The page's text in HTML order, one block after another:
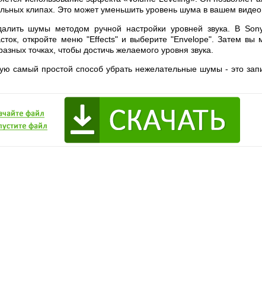
клипах. Это может уменьшить уровень шума в вашем
шумы методом ручной настройки уровней звука. В
откройте меню "Effects" и выберите "Envelope". Затем вы
точках, чтобы достичь желаемого уровня звука.
самый простой способ убрать нежелательные шумы - это